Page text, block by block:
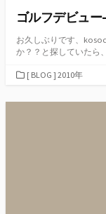
ゴルフデビュ
お久しぶりです、
か？？と探していたら
カ
ゴ
[ BLOG ] 2010年